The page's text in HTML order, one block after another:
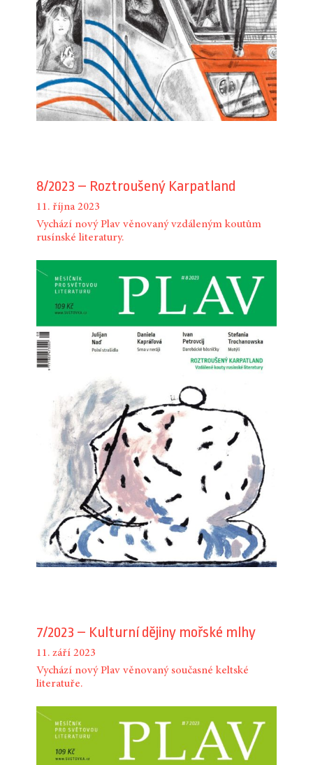
8/2023 – Roztroušený Karpatland
11. října 2023
Vychází nový Plav věnovaný vzdáleným koutům
rusínské literatury.
7/2023 – Kulturní dějiny mořské mlhy
11. září 2023
Vychází nový Plav věnovaný současné keltské
literatuře.